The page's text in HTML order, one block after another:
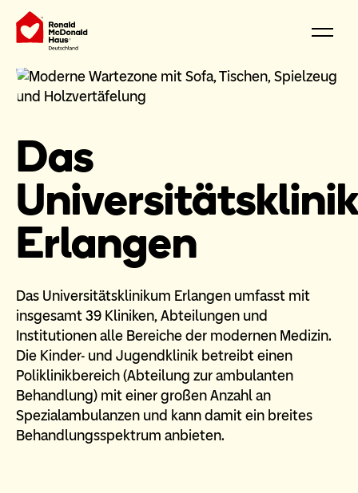
Das
Erlangen
Das Universitätsklinikum Erlangen umfasst mit
insgesamt 39 Kliniken, Abteilungen und
Institutionen alle Bereiche der modernen Medizin.
Die Kinder- und Jugendklinik betreibt einen
Poliklinikbereich (Abteilung zur ambulanten
Behandlung) mit einer großen Anzahl an
Spezialambulanzen und kann damit ein breites
Behandlungsspektrum anbieten.